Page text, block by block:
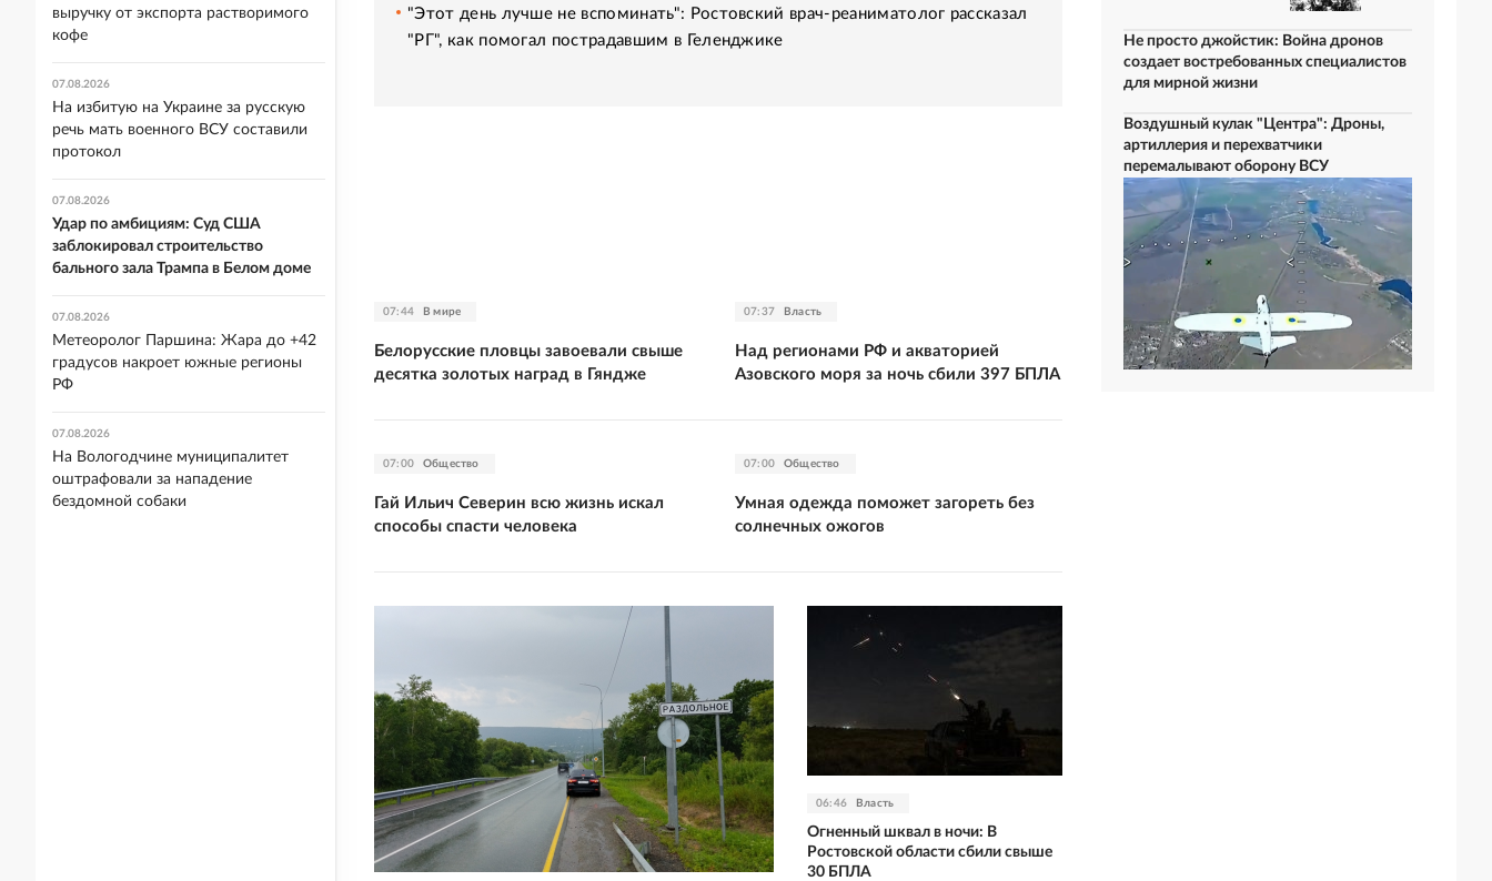
"Этот день лучше не вспоминать": Ростовский врач-реаниматолог рассказал
"РГ", как помогал пострадавшим в Геленджике
07:44 В мире
Белорусские пловцы завоевали свыше
десятка золотых наград в Гяндже
07:37 Власть
Над регионами РФ и акваторией
Азовского моря за ночь сбили 397 БПЛА
07:00 Общество
Гай Ильич Северин всю жизнь искал
способы спасти человека
07:00 Общество
Умная одежда поможет загореть без
солнечных ожогов
06:46 Власть
Огненный шквал в ночи: В
Ростовской области сбили свыше
30 БПЛА
Не просто джойстик: Война дронов
создает востребованных специалистов
для мирной жизни
Воздушный кулак "Центра": Дроны,
артиллерия и перехватчики
перемалывают оборону ВСУ
выручку от экспорта растворимого
кофе
07.08.2026
На избитую на Украине за русскую
речь мать военного ВСУ составили
протокол
07.08.2026
Удар по амбициям: Суд США
заблокировал строительство
бального зала Трампа в Белом доме
07.08.2026
Метеоролог Паршина: Жара до +42
градусов накроет южные регионы
РФ
07.08.2026
На Вологодчине муниципалитет
оштрафовали за нападение
бездомной собаки